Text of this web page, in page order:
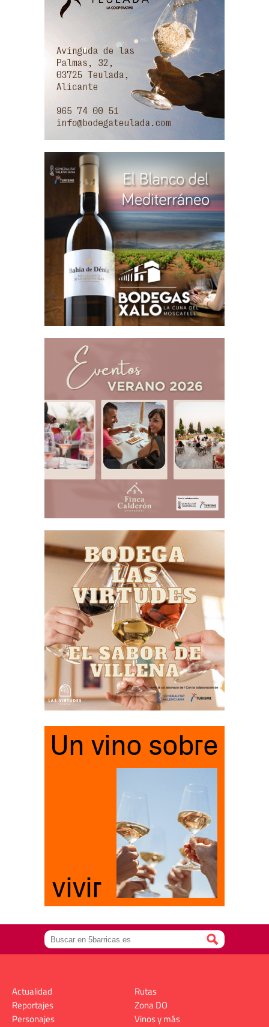
Actualidad
Reportajes
Personajes
Rutas
Zona DO
Vinos y más